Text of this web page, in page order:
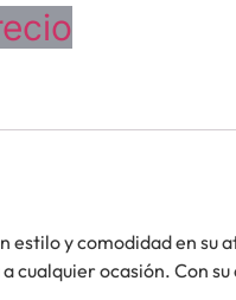
estilo y comodidad en su
cualquier ocasión. Con